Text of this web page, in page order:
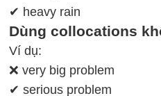
✔ heavy rain
Dùng collocations
Ví dụ:
❌ very big problem
✔ serious problem